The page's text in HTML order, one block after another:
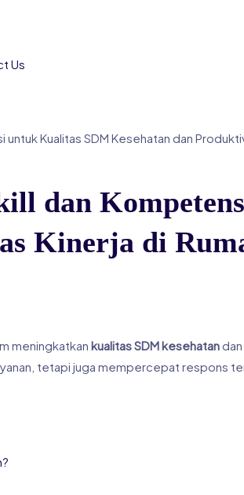
Us
Kualitas SDM Kesehatan dan
dan
Kinerja di
meningkatkan kualitas SDM kesehatan dan
tetapi juga mempercepat respons